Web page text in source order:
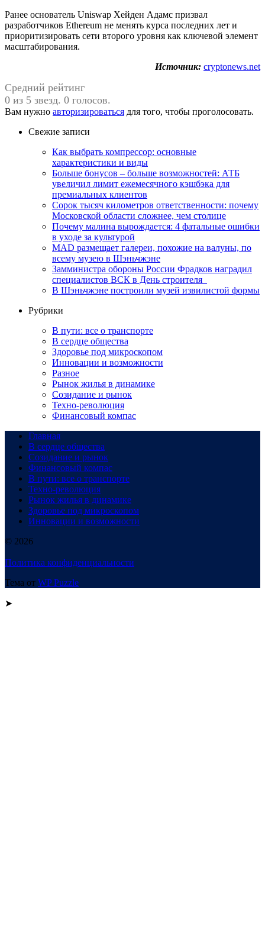
Ранее основатель Uniswap Хейден Адамс призвал
разработчиков Ethereum не менять курса последних лет и
приоритизировать сети второго уровня как ключевой элемент
масштабирования.
Источник: cryptonews.net
Средний рейтинг
0 из 5 звезд. 0 голосов.
Вам нужно авторизироваться для того, чтобы проголосовать.
Свежие записи
Как выбрать компрессор: основные
характеристики и виды
Больше бонусов – больше возможностей: АТБ
увеличил лимит ежемесячного кэшбэка для
премиальных клиентов
Сорок тысяч километров ответственности: почему
Московской области сложнее, чем столице
Почему малина вырождается: 4 фатальные ошибки
в уходе за культурой
MAD размещает галереи, похожие на валуны, по
всему музею в Шэньчжэне
Замминистра обороны России Фрадков наградил
специалистов ВСК в День строителя
В Шэньчжэне построили музей извилистой формы
Рубрики
В пути: все о транспорте
В сердце общества
Здоровье под микроскопом
Инновации и возможности
Разное
Рынок жилья в динамике
Созидание и рынок
Техно-революция
Финансовый компас
Главная
В сердце общества
Созидание и рынок
Финансовый компас
В пути: все о транспорте
Техно-революция
Рынок жилья в динамике
Здоровье под микроскопом
Инновации и возможности
© 2026
Политика конфиденциальности
Тема от WP Puzzle
➤